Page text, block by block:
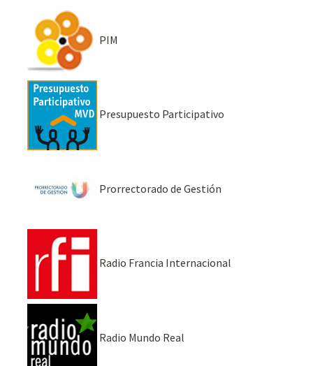
PIM
Presupuesto Participativo
Prorrectorado de Gestión
Radio Francia Internacional
Radio Mundo Real